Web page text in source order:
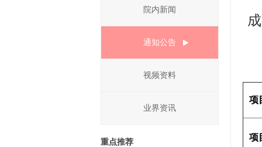
院内新闻
通知公告
视频资料
业界资讯
重点推荐
项
项